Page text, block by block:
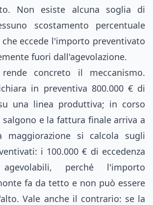
Non esiste alcuna soglia di
scostamento percentuale
eccede l'importo preventivato
fuori dall'agevolazione.
concreto il meccanismo.
in preventiva 800.000 € di
una linea produttiva; in corso
e la fattura finale arriva a
maggiorazione si calcola sugli
i 100.000 € di eccedenza
perché l'importo
fa da tetto e non può essere
Vale anche il contrario: se la